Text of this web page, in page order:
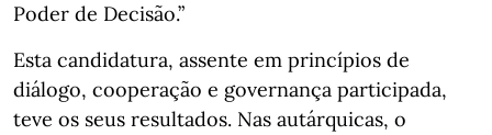
Poder de Decisão.”
Esta candidatura, assente em princípios de
diálogo, cooperação e governança participada,
teve os seus resultados. Nas autárquicas, o